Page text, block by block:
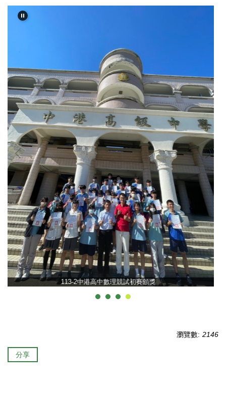
113-2中港高中數理競試初賽頒獎
瀏覽數: 2146
分享